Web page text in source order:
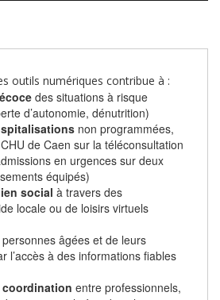
outils numériques contribue à :
des situations à risque
d’autonomie, dénutrition)
non programmées,
de Caen sur la téléconsultation
en urgences sur deux
équipés)
social à travers des
locale ou de loisirs virtuels
âgées et de leurs
l’accès à des informations fiables
entre professionnels,